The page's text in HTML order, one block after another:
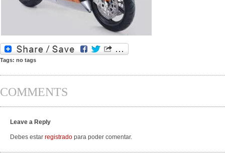
Tags: no tags
COMMENTS
Leave a Reply
Debes estar registrado para poder comentar.